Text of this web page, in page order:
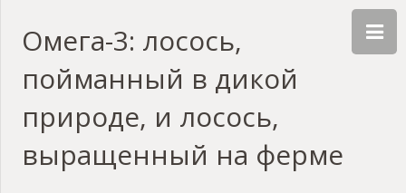
Омега-3: лосось,
пойманный в дикой
природе, и лосось,
выращенный на ферме